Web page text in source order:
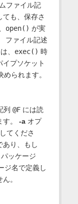
ファイル記
ても、保存さ
open() が実
ファイル記述
、 exec() 時
プソケット
られます。
列 @Fには読
。 -aオプ
てくださ
あり、もし
ッケージ
ジ名で定義し
。